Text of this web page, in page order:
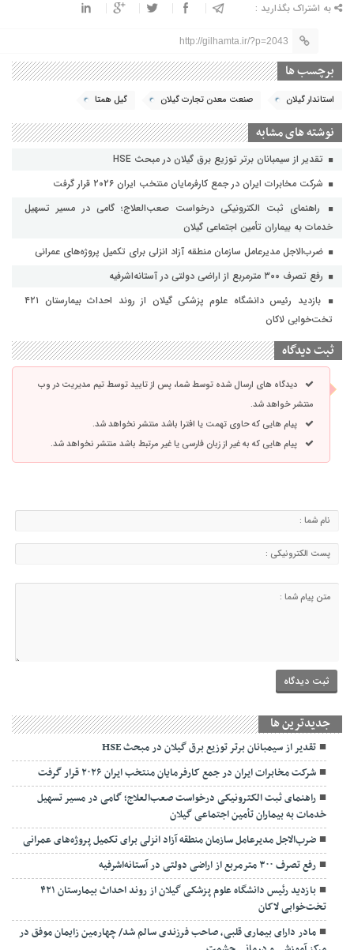
به اشتراک بگذارید :
http://gilhamta.ir/?p=2043
برچسب ها
استاندار گیلان صنعت معدن تجارت گیلان گیل همتا
نوشته های مشابه
تقدیر از سیمبانان برتر توزیع برق گیلان در مبحث HSE
شرکت مخابرات ایران در جمع کارفرمایان منتخب ایران ۲۰۲۶ قرار گرفت
راهنمای ثبت الکترونیکی درخواست صعب‌العلاج؛ گامی در مسیر تسهیل
خدمات به بیماران تأمین اجتماعی گیلان
ضرب‌الاجل مدیرعامل سازمان منطقه آزاد انزلی برای تکمیل پروژه‌های عمرانی
رفع تصرف ۳۰۰ مترمربع از اراضی دولتی در آستانه‌اشرفیه
بازدید رئیس دانشگاه علوم پزشکی گیلان از روند احداث بیمارستان ۴۲۱
تخت‌خوابی لاکان
ثبت دیدگاه
دیدگاه های ارسال شده توسط شما، پس از تایید توسط تیم مدیریت در وب
منتشر خواهد شد.
پیام هایی که حاوی تهمت یا افترا باشد منتشر نخواهد شد.
پیام هایی که به غیر از زبان فارسی یا غیر مرتبط باشد منتشر نخواهد شد.
جديدترين ها
تقدیر از سیمبانان برتر توزیع برق گیلان در مبحث HSE
شرکت مخابرات ایران در جمع کارفرمایان منتخب ایران ۲۰۲۶ قرار گرفت
راهنمای ثبت الکترونیکی درخواست صعب‌العلاج؛ گامی در مسیر تسهیل
خدمات به بیماران تأمین اجتماعی گیلان
ضرب‌الاجل مدیرعامل سازمان منطقه آزاد انزلی برای تکمیل پروژه‌های عمرانی
رفع تصرف ۳۰۰ مترمربع از اراضی دولتی در آستانه‌اشرفیه
بازدید رئیس دانشگاه علوم پزشکی گیلان از روند احداث بیمارستان ۴۲۱
تخت‌خوابی لاکان
مادر دارای بیماری قلبی، صاحب فرزندی سالم شد/ چهارمین زایمان موفق در